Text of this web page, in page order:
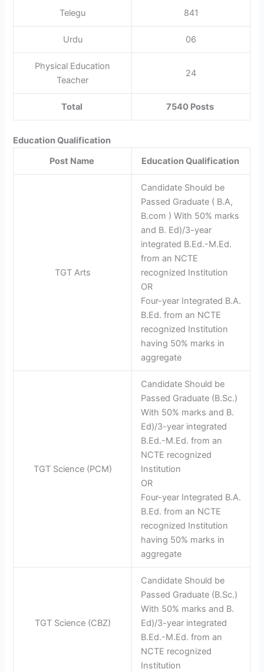
Telegu 841
Urdu 06
Physical Education
Teacher
24
Total 7540 Posts
Education Qualification
Post Name
Education Qualification
TGT Arts
Candidate Should be
Passed Graduate ( B.A,
B.com ) With 50% marks
and B. Ed)/3-year
integrated B.Ed.-M.Ed.
from an NCTE
recognized Institution
OR
Four-year Integrated B.A.
B.Ed. from an NCTE
recognized Institution
having 50% marks in
aggregate
TGT Science (PCM)
Candidate Should be
Passed Graduate (B.Sc.)
With 50% marks and B.
Ed)/3-year integrated
B.Ed.-M.Ed. from an
NCTE recognized
Institution
OR
Four-year Integrated B.A.
B.Ed. from an NCTE
recognized Institution
having 50% marks in
aggregate
TGT Science (CBZ)
Candidate Should be
Passed Graduate (B.Sc.)
With 50% marks and B.
Ed)/3-year integrated
B.Ed.-M.Ed. from an
NCTE recognized
Institution